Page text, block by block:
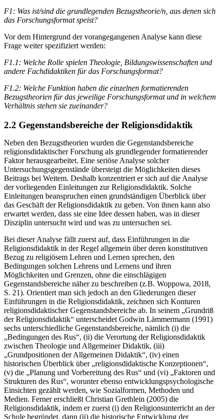
F1: Was ist/sind die grundlegenden Bezugstheorie/n, aus denen sich
das Forschungsformat speist?
Vor dem Hintergrund der vorangegangenen Analyse kann diese
Frage weiter spezifiziert werden:
F1.1: Welche Rolle spielen Theologie, Bildungswissenschaften und
andere Fachdidaktiken für das Forschungsformat?
F1.2: Welche Funktion haben die einzelnen formatierenden
Bezugstheorien für das jeweilige Forschungsformat und in welchem
Verhältnis stehen sie zueinander?
2.2 Gegenstandsbereiche der Religionsdidaktik
Neben den Bezugstheorien wurden die Gegenstandsbereiche
religionsdidaktischer Forschung als grundlegender formatierender
Faktor herausgearbeitet. Eine seriöse Analyse solcher
Untersuchungsgegenstände übersteigt die Möglichkeiten dieses
Beitrags bei Weitem. Deshalb konzentriert er sich auf die Analyse
der vorliegenden Einleitungen zur Religionsdidaktik. Solche
Einleitungen beanspruchen einen grundständigen Überblick über
das Geschäft der Religionsdidaktik zu geben. Von ihnen kann also
erwartet werden, dass sie eine Idee dessen haben, was in dieser
Disziplin untersucht wird und was zu untersuchen sei.
Bei dieser Analyse fällt zuerst auf, dass Einführungen in die
Religionsdidaktik in der Regel allgemein über deren konstitutiven
Bezug zu religiösem Lehren und Lernen sprechen, den
Bedingungen solchen Lehrens und Lernens und ihren
Möglichkeiten und Grenzen, ohne die einschlägigen
Gegenstandsbereiche näher zu beschreiben (z.B. Woppowa, 2018,
S. 21). Orientiert man sich jedoch an den Gliederungen dieser
Einführungen in die Religionsdidaktik, zeichnen sich Konturen
religionsdidaktischer Gegenstandsbereiche ab. In seinem „Grundriß
der Religionsdidaktik“ unterscheidet Godwin Lämmermann (1991)
sechs unterschiedliche Gegenstandsbereiche, nämlich (i) die
„Bedingungen des Rus“, (ii) die Verortung der Religionsdidaktik
zwischen Theologie und Allgemeiner Didaktik, (iii)
„Grundpositionen der Allgemeinen Didaktik“, (iv) einen
historischen Überblick über „religionsdidaktische Konzeptionen“,
(v) die „Planung und Vorbereitung des Rus“ und (vi) „Faktoren und
Strukturen des Rus“, worunter ebenso entwicklungspsychologische
Einsichten gezählt werden, wie Sozialformen, Methoden und
Medien. Ferner erschließt Christian Grethlein (2005) die
Religionsdidaktik, indem er zuerst (i) den Religionsunterricht an der
Schule begründet, dann (ii) die historische Entwicklung der